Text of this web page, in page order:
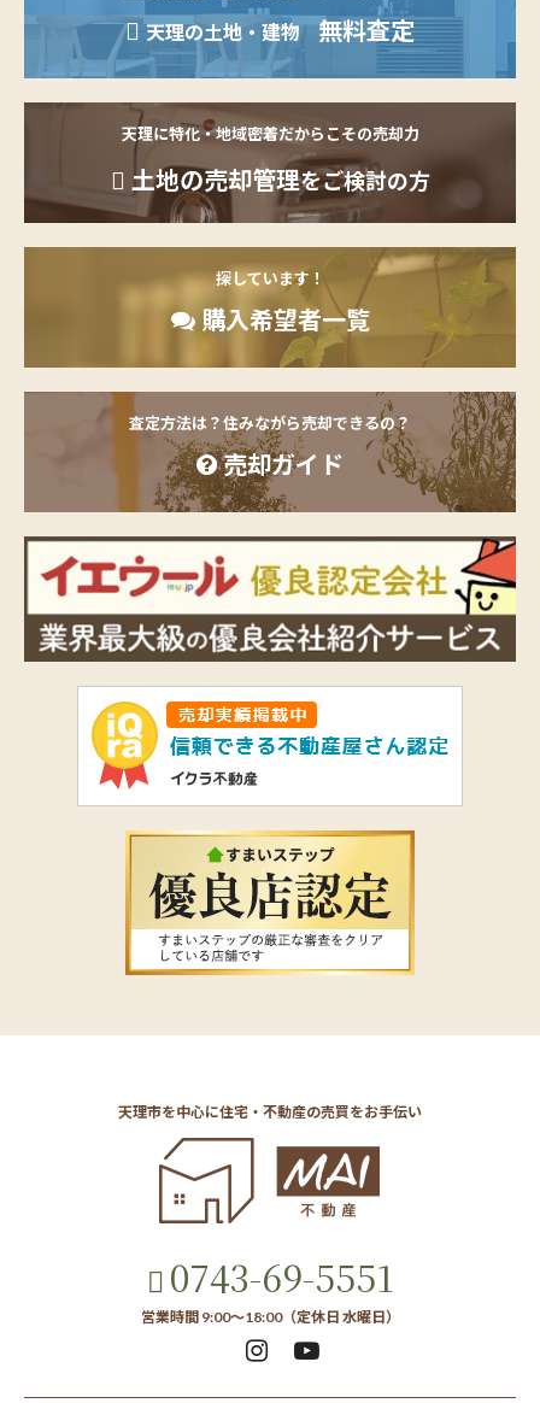
天理の土地・建物 無料査定
天理に特化・地域密着だからこその売却力
土地の売却管理をご検討の方
探しています！
購入希望者一覧
査定方法は？住みながら売却できるの？
売却ガイド
天理市を中心に住宅・不動産の売買をお手伝い
0743-69-5551
営業時間 9:00～18:00（定休日 水曜日）